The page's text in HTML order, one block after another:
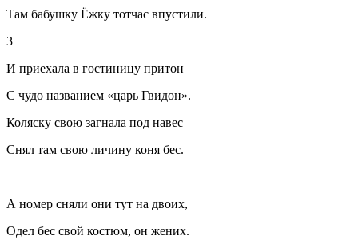
Там бабушку Ёжку тотчас впустили.
3
И приехала в гостиницу притон
С чудо названием «царь Гвидон».
Коляску свою загнала под навес
Снял там свою личину коня бес.
А номер сняли они тут на двоих,
Одел бес свой костюм, он жених.